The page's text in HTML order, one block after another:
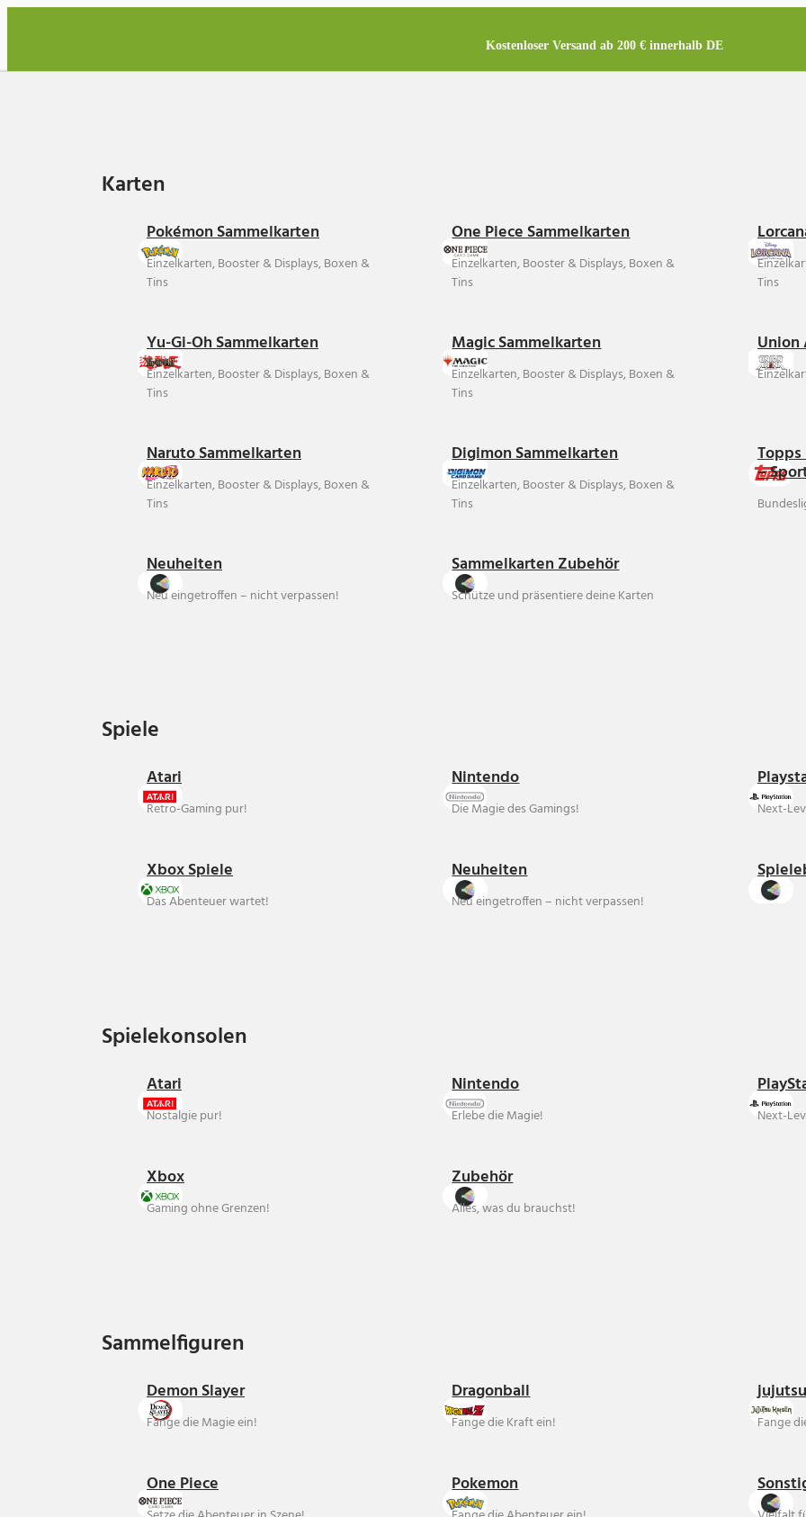
Kostenloser Versand ab 200 € innerhalb DE
Karten
Pokémon Sammelkarten
Einzelkarten, Booster & Displays, Boxen &
Tins
One Piece Sammelkarten
Einzelkarten, Booster & Displays, Boxen &
Tins
Tins
Yu-Gi-Oh Sammelkarten
Einzelkarten, Booster & Displays, Boxen &
Tins
Magic Sammelkarten
Einzelkarten, Booster & Displays, Boxen &
Tins
Union
Naruto Sammelkarten
Einzelkarten, Booster & Displays, Boxen &
Tins
Digimon Sammelkarten
Einzelkarten, Booster & Displays, Boxen &
Tins
–
Neuheiten
Neu eingetroffen – nicht verpassen!
Sammelkarten Zubehör
Schütze und präsentiere deine Karten
Spiele
Atari
Retro-Gaming pur!
Nintendo
Die Magie des Gamings! Next-
Xbox Spiele
Das Abenteuer wartet!
Neuheiten
Neu eingetroffen – nicht verpassen!
Spielekonsolen
Atari
Nostalgie pur!
Nintendo
Erlebe die Magie! Next-
Xbox
Gaming ohne Grenzen!
Zubehör
Alles, was du brauchst!
Sammelfiguren
Demon Slayer
Fange die Magie ein!
Dragonball
Fange die Kraft ein! Fange
One Piece Pokemon